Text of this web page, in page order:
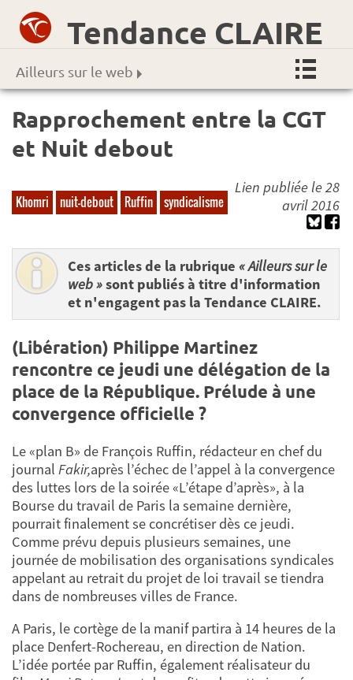
Tendance CLAIRE
Ailleurs sur le web
Rapprochement entre la CGT
et Nuit debout
Khomri nuit-debout Ruffin syndicalisme
Lien publiée le 28
avril 2016
Ces articles de la rubrique « Ailleurs sur le
web »sont publiés à titre d'information
et n'engagent pas la Tendance CLAIRE.
(Libération) Philippe Martinez
rencontre ce jeudi une délégation de la
place de la République. Prélude à une
convergence officielle ?
Le «plan B» de François Ruffin, rédacteur en chef du
journal Fakir,après l’échec de l’appel à la convergence
des luttes lors de la soirée «L’étape d’après», à la
Bourse du travail de Paris la semaine dernière,
pourrait finalement se concrétiser dès ce jeudi.
Comme prévu depuis plusieurs semaines, une
journée de mobilisation des organisations syndicales
appelant au retrait du projet de loi travail se tiendra
dans de nombreuses villes de France.
A Paris, le cortège de la manif partira à 14 heures de la
place Denfert-Rochereau, en direction de Nation.
L’idée portée par Ruffin, également réalisateur du